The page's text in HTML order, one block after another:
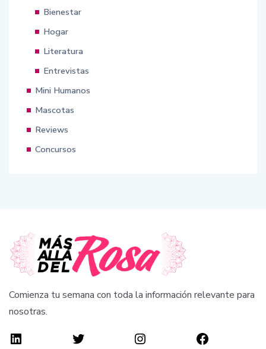
Bienestar
Hogar
Literatura
Entrevistas
Mini Humanos
Mascotas
Reviews
Concursos
Comienza tu semana con toda la información relevante para
nosotras.